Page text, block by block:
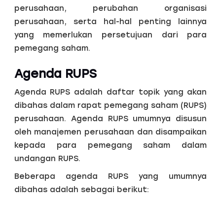
perusahaan, perubahan organisasi
perusahaan, serta hal-hal penting lainnya
yang memerlukan persetujuan dari para
pemegang saham.
Agenda RUPS
Agenda RUPS adalah daftar topik yang akan
dibahas dalam rapat pemegang saham (RUPS)
perusahaan. Agenda RUPS umumnya disusun
oleh manajemen perusahaan dan disampaikan
kepada para pemegang saham dalam
undangan RUPS.
Beberapa agenda RUPS yang umumnya
dibahas adalah sebagai berikut: